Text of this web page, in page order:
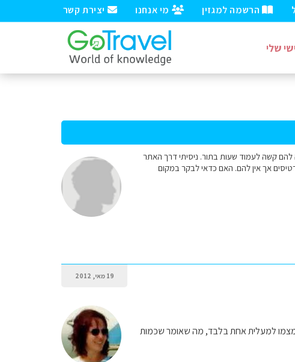
יצירת קשר מי אנחנו הרשמה למגזין
שלי
להם קשה לעמוד שעות בתור. ניסיתי דרך האתר
אך אין להם. האם כדאי לבקר במקום
19 מאי, 2012
למעלית אחת בלבד, מה שאומר שכמות